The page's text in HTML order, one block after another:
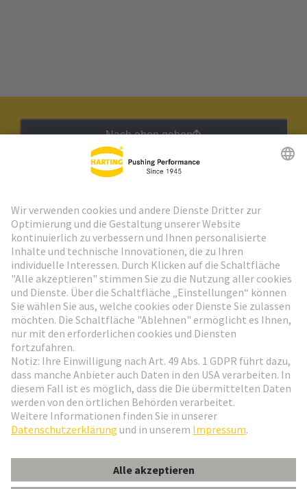
Nach oben gehen
Weiter zur Anmeldung
Social Media
Österreich Deutsch
© HARTING Technologiegruppe